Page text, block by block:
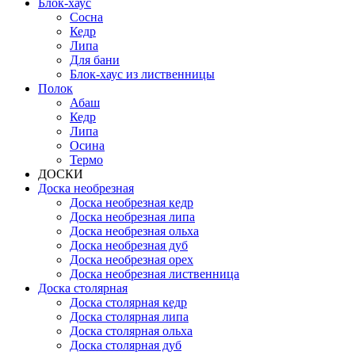
Сосна
Кедр
Липа
Для бани
Блок-хаус из лиственницы
Полок
Абаш
Кедр
Липа
Осина
Термо
ДОСКИ
Доска необрезная
Доска необрезная кедр
Доска необрезная липа
Доска необрезная ольха
Доска необрезная дуб
Доска необрезная орех
Доска необрезная лиственница
Доска столярная
Доска столярная кедр
Доска столярная липа
Доска столярная ольха
Доска столярная дуб